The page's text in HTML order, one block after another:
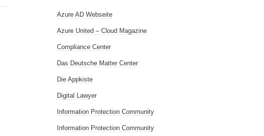
Azure AD Webseite
Azure United – Cloud Magazine
Compliance Center
Das Deutsche Matter Center
Die Appkiste
Digital Lawyer
Information Protection Community
Information Protection Community